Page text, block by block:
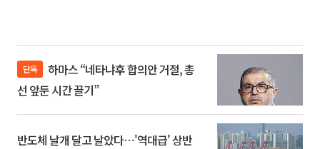
단독
선 앞둔 시간 끌기”
반도체 날개 달고 날았다⋯'역대급' 상반